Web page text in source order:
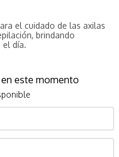
el cuidado de las axilas
brindando
el día.
este momento